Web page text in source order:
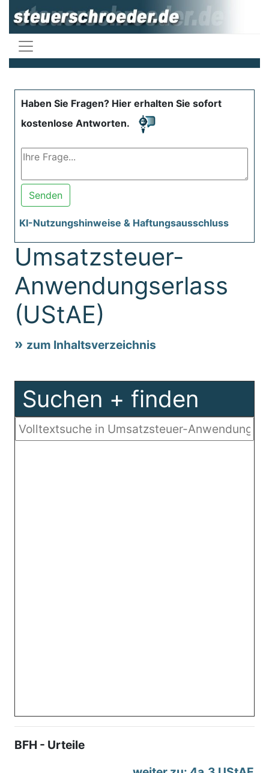
Haben Sie Fragen? Hier erhalten Sie sofort
kostenlose Antworten.
Senden
KI-Nutzungshinweise & Haftungsausschluss
Umsatzsteuer-
Anwendungserlass
(UStAE)
zum Inhaltsverzeichnis
Suchen + finden
BFH - Urteile